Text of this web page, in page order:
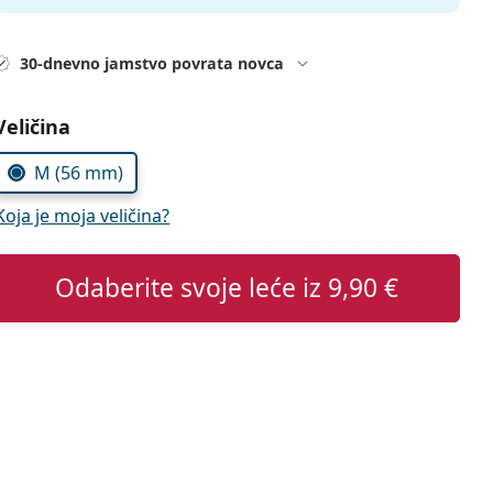
30-dnevno jamstvo povrata novca
parametre
M (56 mm)
je moja veličina?
Odaberite svoje leće iz 9,90 €